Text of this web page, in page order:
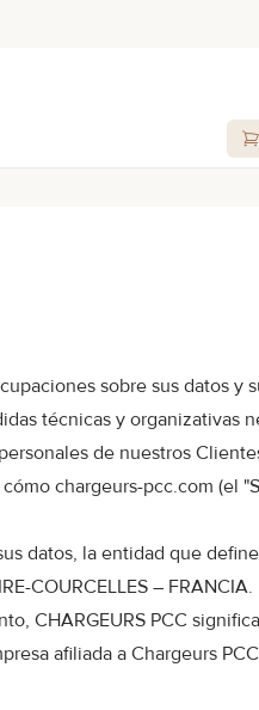
sobre sus datos
técnicas y organizativas
de nuestros
chargeurs-pcc.com (el
datos, la entidad que
COURCELLES – FRANCIA.
CHARGEURS PCC
afiliada a Chargeurs